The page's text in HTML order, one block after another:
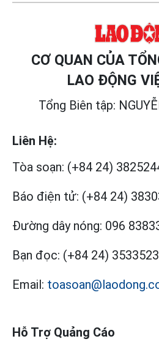
CƠ QUAN CỦA
LAO ĐỘNG
Tổng Biên tập:
Liên Hệ:
Tòa soạn: (+84 24)
Báo điện tử: (+84 24)
Đường dây nóng: 096
Bạn đọc: (+84 24)
Email:
Hỗ Trợ Quảng Cáo